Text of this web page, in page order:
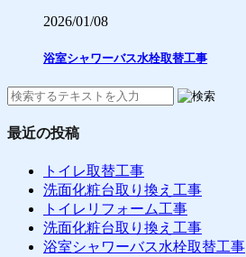
2026/01/08
浴室シャワーバス水栓取替工事
最近の投稿
トイレ取替工事
洗面化粧台取り換え工事
トイレリフォーム工事
洗面化粧台取り換え工事
浴室シャワーバス水栓取替工事